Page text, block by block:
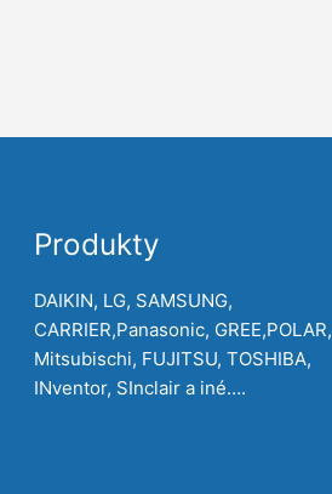
Produkty
DAIKIN, LG, SAMSUNG,
CARRIER,Panasonic, GREE,POLAR,
Mitsubischi, FUJITSU, TOSHIBA,
INventor, SInclair a iné….